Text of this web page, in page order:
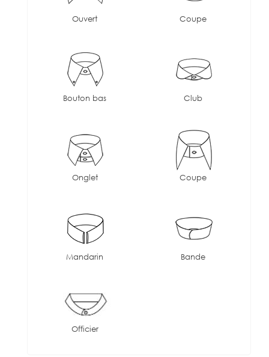
Ouvert Coupe
Bouton bas Club
Onglet Coupe
Mandarin Bande
Officier